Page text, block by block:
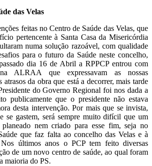
das Velas
feitas no Centro de Saúde das Velas, que
pertencente à Santa Casa da Misericórdia
numa solução razoável, com qualidade
para o futuro da Saúde neste concelho,
dia 16 de Abril a RPPCP entrou com
ALRAA que expressavam as nossas
atrasos da obra que está a decorrer, mais tarde
do Governo Regional foi nos dada a
publicamente que o presidente não estava
desta intervenção. Por mais que se invista,
se gastem, será sempre muito difícil que um
nem criado para esse fim, seja no
que faz falta ao concelho das Velas e à
últimos anos o PCP tem feito diversas
de um novo centro de saúde, ao qual foram
maioria do PS.